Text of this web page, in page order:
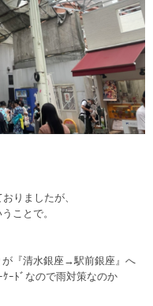
りましたが、
ことで。
が『清水銀座→駅前銀座』へ
ｰﾄﾞなので雨対策なのか